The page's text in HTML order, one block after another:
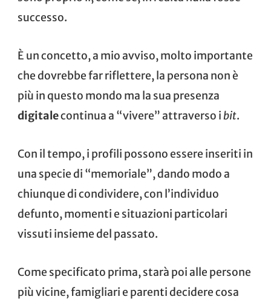
successo.
È un concetto, a mio avviso, molto importante
che dovrebbe far riflettere, la persona non è
più in questo mondo ma la sua presenza
digitalecontinua a “vivere” attraverso ibit.
Con il tempo, i profili possono essere inseriti in
una specie di “memoriale”, dando modo a
chiunque di condividere, con l’individuo
defunto, momenti e situazioni particolari
vissuti insieme del passato.
Come specificato prima, starà poi alle persone
più vicine, famigliari e parenti decidere cosa